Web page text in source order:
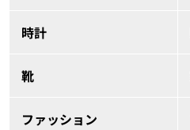
時計
靴
ファッション